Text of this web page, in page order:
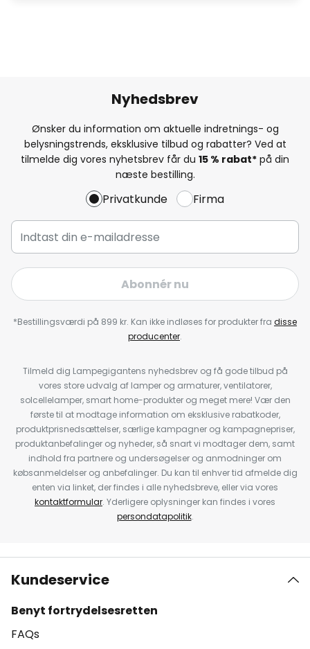
Nyhedsbrev
Ønsker du information om aktuelle indretnings- og
belysningstrends, eksklusive tilbud og rabatter? Ved at
tilmelde dig vores nyhetsbrev får du 15 % rabat* på din
næste bestilling.
Privatkunde Firma
Abonnér nu
*Bestillingsværdi på 899 kr. Kan ikke indløses for produkter fra disse
producenter.
Tilmeld dig Lampegigantens nyhedsbrev og få gode tilbud på
vores store udvalg af lamper og armaturer, ventilatorer,
solcellelamper, smart home-produkter og meget mere! Vær den
første til at modtage information om eksklusive rabatkoder,
produktprisnedsættelser, særlige kampagner og kampagnepriser,
produktanbefalinger og nyheder, så snart vi modtager dem, samt
indhold fra partnere og undersøgelser og anmodninger om
købsanmeldelser og anbefalinger. Du kan til enhver tid afmelde dig
enten via linket, der findes i alle nyhedsbreve, eller via vores
kontaktformular. Yderligere oplysninger kan findes i vores
persondatapolitik.
Kundeservice
Benyt fortrydelsesretten
FAQs